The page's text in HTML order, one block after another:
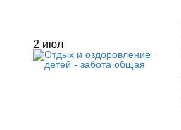
2 июл